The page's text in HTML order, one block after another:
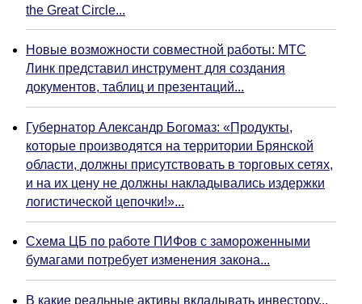
the Great Circle...
Новые возможности совместной работы: МТС
Линк представил инструмент для создания
документов, таблиц и презентаций...
Губернатор Александр Богомаз: «Продукты,
которые производятся на территории Брянской
области, должны присутствовать в торговых сетях,
и на их цену не должны накладывались издержки
логистической цепочки!»...
Схема ЦБ по работе ПИФов с замороженными
бумагами потребует изменения закона...
В какие реальные активы вкладывать инвестору...